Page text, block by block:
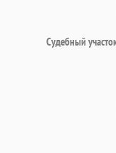
Судебный